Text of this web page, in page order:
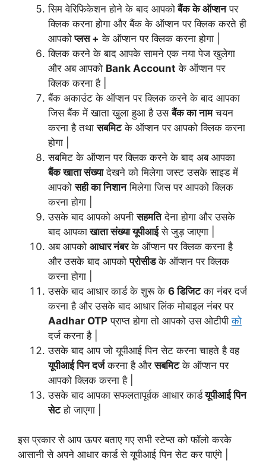
सिम वेरिफिकेशन होने के बाद आपकोबैंक के ऑप्शनपर
क्लिक करना होगा और बैंक के ऑप्शन पर क्लिक करते ही
आपकोप्लस + के ऑप्शन पर क्लिक करना होगा |
क्लिक करने के बाद आपके सामने एक नया पेज खुलेगा
और अब आपको Bank Account के ऑप्शन पर
क्लिक करना है |
बैंक अकाउंट के ऑप्शन पर क्लिक करने के बाद आपका
जिस बैंक में खाता खुला हुआ है उसबैंक का नामचयन
करना है तथासबमिटके ऑप्शन पर आपको क्लिक करना
होगा |
सबमिट के ऑप्शन पर क्लिक करने के बाद अब आपका
बैंक खाता संख्यादेखने को मिलेगा जस्ट उसके साइड में
आपकोसही का निशानमिलेगा जिस पर आपको क्लिक
करना होगा |
उसके बाद आपको अपनीसहमतिदेना होगा और उसके
बाद आपकाखाता संख्या यूपीआईसे जुड़ जाएगा |
अब आपको आधार नंबरके ऑप्शन पर क्लिक करना है
और उसके बाद आपकोप्रोसीडके ऑप्शन पर क्लिक
करना होगा |
उसके बाद आधार कार्ड के शुरू के 6 डिजिटका नंबर दर्ज
करना है और उसके बाद आधार लिंक मोबाइल नंबर पर
Aadhar OTP प्राप्त होगा तो आपको उस ओटीपीको
दर्ज करना है |
उसके बाद आप जो यूपीआई पिन सेट करना चाहते है वह
यूपीआई पिन दर्जकरना है औरसबमिटके ऑप्शन पर
आपको क्लिक करना है |
उसके बाद आपका सफलतापूर्वक आधार कार्डयूपीआई पिन
सेटहो जाएगा |
इस प्रकार से आप ऊपर बताए गए सभी स्टेप्स को फॉलो करके
आसानी से अपने आधार कार्ड से यूपीआई पिन सेट कर पाएंगे |